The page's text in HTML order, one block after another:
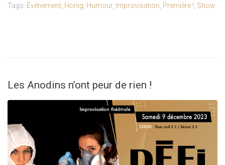
Tags: Événement Honig Humour, Improvisation Première ! Show
Les Anodins n’ont peur de rien !